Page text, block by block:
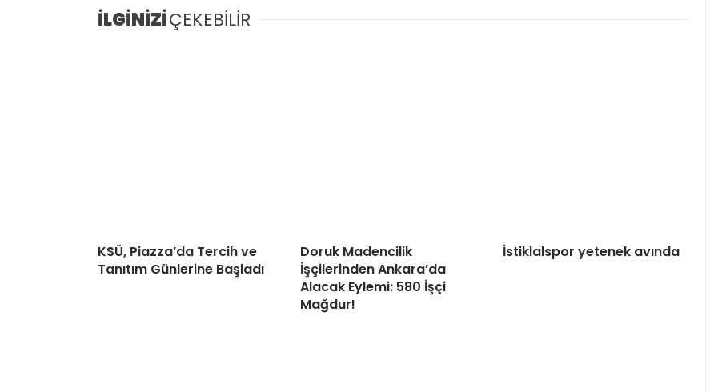
İLGİNİZİÇEKEBİLİR
KSÜ, Piazza’da Tercih ve
Tanıtım Günlerine Başladı
Doruk Madencilik
İşçilerinden Ankara’da
Alacak Eylemi: 580 İşçi
Mağdur!
İstiklalspor yetenek avında